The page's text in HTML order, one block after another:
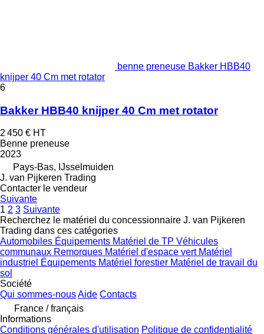
benne preneuse Bakker HBB40
knijper 40 Cm met rotator
6
Bakker HBB40 knijper 40 Cm met rotator
2 450 € HT
Benne preneuse
2023
Pays-Bas, IJsselmuiden
J. van Pijkeren Trading
Contacter le vendeur
Suivante
1 2 3 Suivante
Recherchez le matériel du concessionnaire J. van Pijkeren
Trading dans ces catégories
Automobiles Équipements Matériel de TP Véhicules
communaux Remorques Matériel d'espace vert Matériel
industriel Équipements Matériel forestier Matériel de travail du
sol
Société
Qui sommes-nousAide Contacts
France / français
Informations
Conditions générales d'utilisation Politique de confidentialité